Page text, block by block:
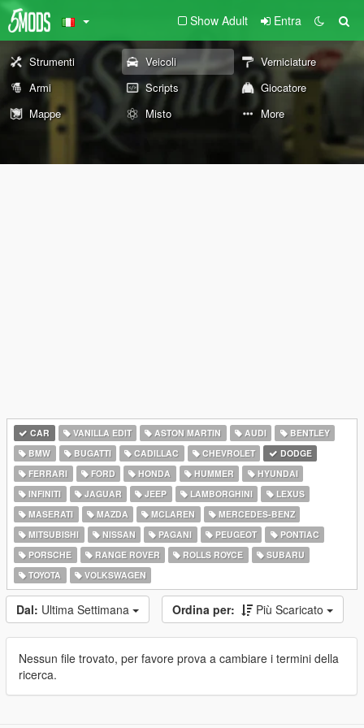
Show Adult Entra
Strumenti Veicoli
Verniciature
Armi
Scripts
Giocatore
Mappe
Misto More
CAR VANILLA EDIT ASTON MARTIN AUDI
BENTLEY
BMW
BUGATTI CADILLAC CHEVROLET
DODGE
FERRARI
FORD HONDA HUMMER
HYUNDAI
INFINITI
JAGUAR JEEP LAMBORGHINI
LEXUS
MASERATI
MAZDA MCLAREN
MERCEDES-BENZ
MITSUBISHI
NISSAN PAGANI PEUGEOT
PONTIAC
PORSCHE
RANGE ROVER ROLLS ROYCE
SUBARU
TOYOTA
VOLKSWAGEN
Dal: Ultima Settimana Ordina per: Più Scaricato
Nessun file trovato, per favore prova a cambiare i termini della
ricerca.